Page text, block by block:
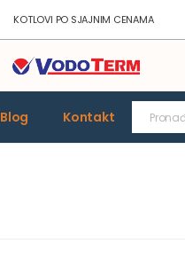
KOTLOVI PO SJAJNIM CENAMA
Blog Kontakt